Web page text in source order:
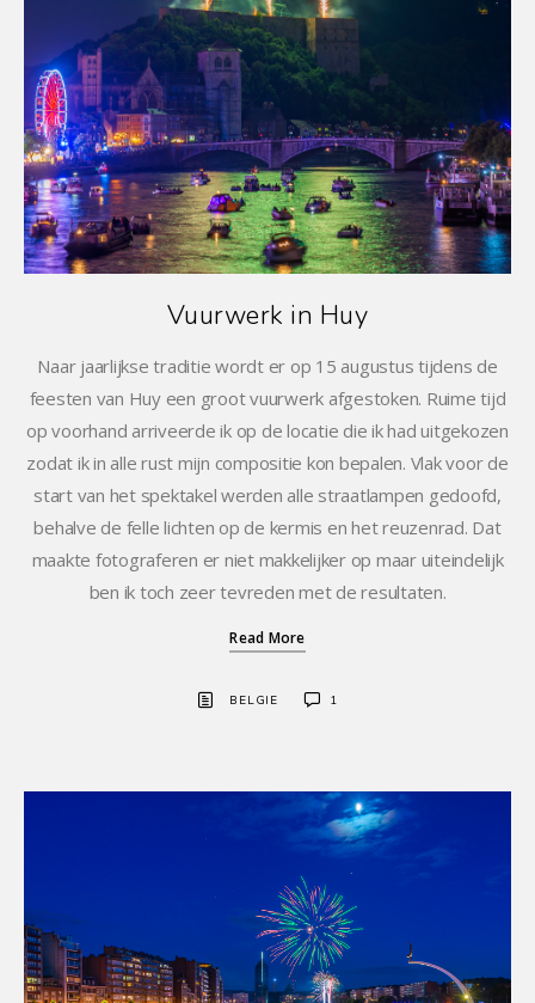
Vuurwerk in Huy
Naar jaarlijkse traditie wordt er op 15 augustus tijdens de
feesten van Huy een groot vuurwerk afgestoken. Ruime tijd
op voorhand arriveerde ik op de locatie die ik had uitgekozen
zodat ik in alle rust mijn compositie kon bepalen. Vlak voor de
start van het spektakel werden alle straatlampen gedoofd,
behalve de felle lichten op de kermis en het reuzenrad. Dat
maakte fotograferen er niet makkelijker op maar uiteindelijk
ben ik toch zeer tevreden met de resultaten.
Read More
BELGIE 1